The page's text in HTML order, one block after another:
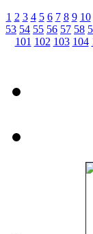
1 2 3 4 5 6 7 8 9 10
53 54 55 56 57 58
101 102 103 104